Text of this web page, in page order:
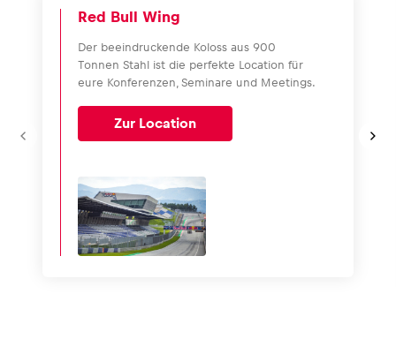
Red Bull Wing
Der beeindruckende Koloss aus 900
Tonnen Stahl ist die perfekte Location für
eure Konferenzen, Seminare und Meetings.
Zur Location